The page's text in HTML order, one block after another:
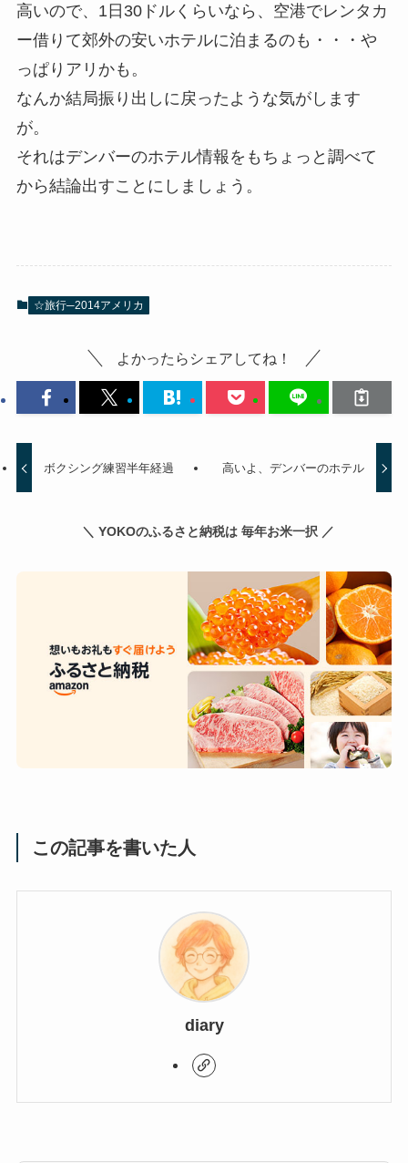
高いので、1日30ドルくらいなら、空港でレンタカ
ー借りて郊外の安いホテルに泊まるのも・・・や
っぱりアリかも。
なんか結局振り出しに戻ったような気がします
が。
それはデンバーのホテル情報をもちょっと調べて
から結論出すことにしましょう。
☆旅行─2014アメリカ
よかったらシェアしてね！
ボクシング練習半年経過 高いよ、デンバーのホテル
＼ YOKOのふるさと納税は 毎年お米一択 ／
この記事を書いた人
diary